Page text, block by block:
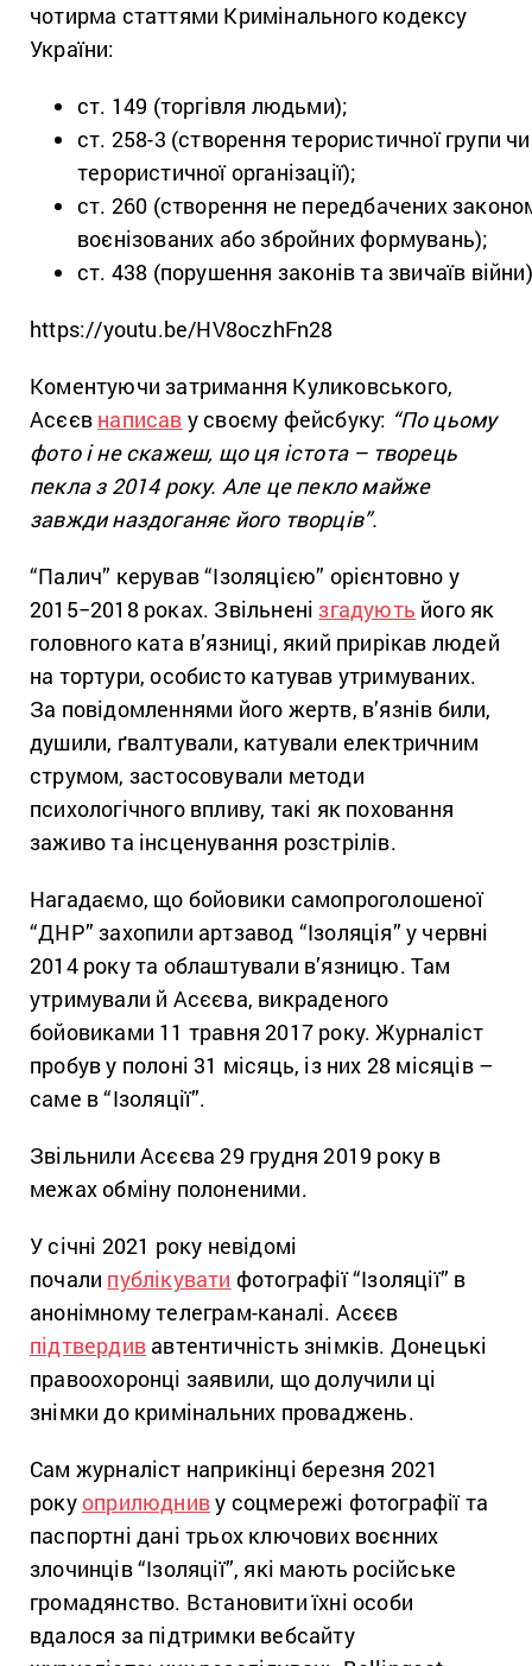
чотирма статтями Кримінального кодексу
України:
ст. 149 (торгівля людьми);
ст. 258-3 (створення терористичної групи чи
терористичної організації);
ст. 260 (створення не передбачених
воєнізованих або збройних формувань);
ст. 438 (порушення законів та звичаїв
https://youtu.be/HV8oczhFn28
Коментуючи затримання Куликовського,
Асєєв написав у своєму фейсбуку: “По цьому
фото і не скажеш, що ця істота – творець
пекла з 2014 року. Але це пекло майже
завжди наздоганяє його творців”.
“Палич” керував “Ізоляцією” орієнтовно у
2015−2018 роках. Звільненізгадують його як
головного ката в’язниці, який прирікав людей
на тортури, особисто катував утримуваних.
За повідомленнями його жертв, в’язнів били,
душили, ґвалтували, катували електричним
струмом, застосовували методи
психологічного впливу, такі як поховання
заживо та інсценування розстрілів.
Нагадаємо, що бойовики самопроголошеної
“ДНР” захопили артзавод “Ізоляція” у червні
2014 року та облаштували в’язницю. Там
утримували й Асєєва, викраденого
бойовиками 11 травня 2017 року. Журналіст
пробув у полоні 31 місяць, із них 28 місяців –
саме в “Ізоляції”.
Звільнили Асєєва 29 грудня 2019 року в
межах обміну полоненими.
У січні 2021 року невідомі
почали публікувати фотографії “Ізоляції” в
анонімному телеграм-каналі. Асєєв
підтвердив автентичність знімків. Донецькі
правоохоронці заявили, що долучили ці
знімки до кримінальних проваджень.
Сам журналіст наприкінці березня 2021
року оприлюдниву соцмережі фотографії та
паспортні дані трьох ключових воєнних
злочинців “Ізоляції”, які мають російське
громадянство. Встановити їхні особи
вдалося за підтримки вебсайту